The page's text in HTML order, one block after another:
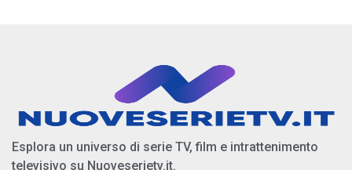
Esplora un universo di serie TV, film e intrattenimento
televisivo su Nuoveserietv.it.